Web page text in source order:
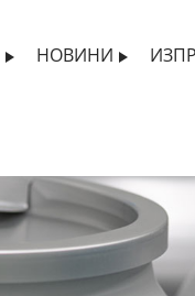
НОВИНИ